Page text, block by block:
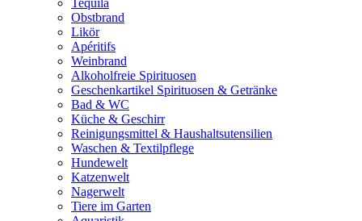
Tequila
Obstbrand
Likör
Apéritifs
Weinbrand
Alkoholfreie Spirituosen
Geschenkartikel Spirituosen & Getränke
Bad & WC
Küche & Geschirr
Reinigungsmittel & Haushaltsutensilien
Waschen & Textilpflege
Hundewelt
Katzenwelt
Nagerwelt
Tiere im Garten